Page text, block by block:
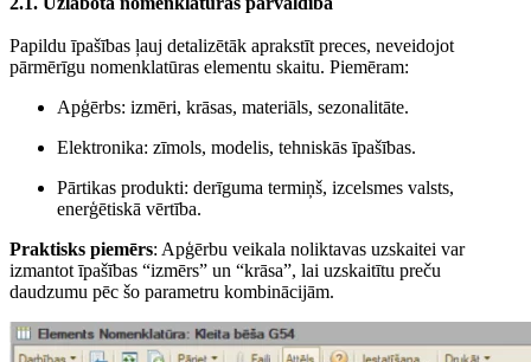
Papildu īpašības ļauj detalizētāk aprakstīt preces, neveidojot
pārmērīgu nomenklatūras elementu skaitu. Piemēram:
Apģērbs: izmēri, krāsas, materiāls, sezonalitāte.
Elektronika: zīmols, modelis, tehniskās īpašības.
Pārtikas produkti: derīguma termiņš, izcelsmes valsts,
enerģētiskā vērtība.
Praktisks piemērs: Apģērbu veikala noliktavas uzskaitei var
izmantot īpašības “izmērs” un “krāsa”, lai uzskaitītu preču
daudzumu pēc šo parametru kombinācijām.